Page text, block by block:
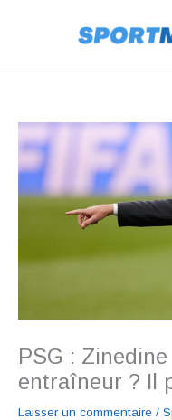
PSG :
entraîneur ? Il
Laisser un commentaire /